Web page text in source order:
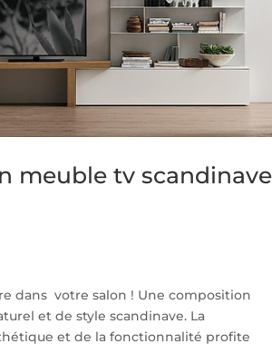
meuble tv scandinave
dans votre salon ! Une composition
et de style scandinave. La
et de la fonctionnalité profite